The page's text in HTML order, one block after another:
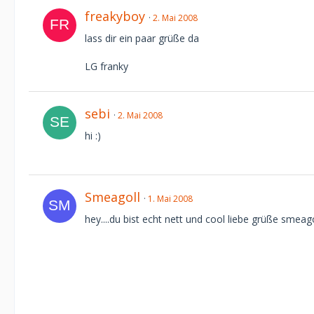
freakyboy 2. Mai 2008
lass dir ein paar grüße da
LG franky
sebi 2. Mai 2008
hi :)
Smeagoll 1. Mai 2008
hey....du bist echt nett und cool liebe grüße